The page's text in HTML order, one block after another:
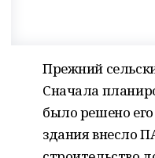
Прежний
Сначала
было решено
здания внесло